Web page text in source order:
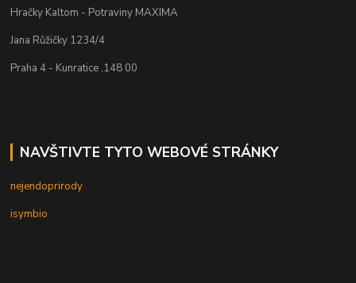
Hračky Kaltom - Potraviny MAXIMA
Jana Růžičky 1234/4
Praha 4 - Kunratice ,148 00
NAVŠTIVTE TYTO WEBOVÉ STRÁNKY
nejendoprirody
isymbio